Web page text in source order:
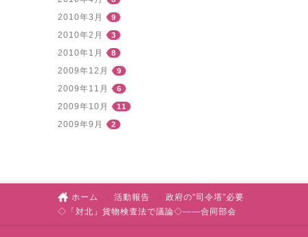
2010年3月 9
2010年2月 3
2010年1月 8
2009年12月 9
2009年11月 6
2009年10月 11
2009年9月 2
ホーム 活動報告
政府の”司令塔”必要
◇「対北」貨物検査法で議論◇――合同部会